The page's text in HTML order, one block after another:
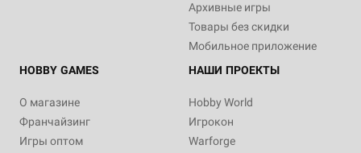
Архивные игры
Товары без скидки
Мобильное приложение
HOBBY GAMES
О магазине
Франчайзинг
Игры оптом
НАШИ ПРОЕКТЫ
Hobby World
Игрокон
Warforge